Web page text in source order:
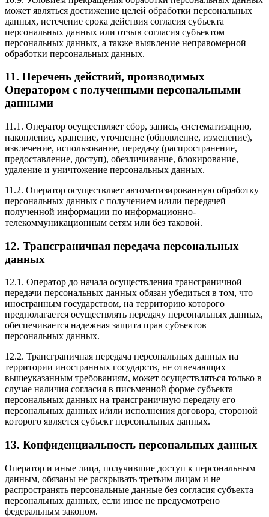
может являться достижение целей обработки персональных
данных, истечение срока действия согласия субъекта
персональных данных или отзыв согласия субъектом
персональных данных, а также выявление неправомерной
обработки персональных данных.
11. Перечень действий, производимых
Оператором с полученными персональными
данными
11.1. Оператор осуществляет сбор, запись, систематизацию,
накопление, хранение, уточнение (обновление, изменение),
извлечение, использование, передачу (распространение,
предоставление, доступ), обезличивание, блокирование,
удаление и уничтожение персональных данных.
11.2. Оператор осуществляет автоматизированную обработку
персональных данных с получением и/или передачей
полученной информации по информационно-
телекоммуникационным сетям или без таковой.
12. Трансграничная передача персональных
данных
12.1. Оператор до начала осуществления трансграничной
передачи персональных данных обязан убедиться в том, что
иностранным государством, на территорию которого
предполагается осуществлять передачу персональных данных,
обеспечивается надежная защита прав субъектов
персональных данных.
12.2. Трансграничная передача персональных данных на
территории иностранных государств, не отвечающих
вышеуказанным требованиям, может осуществляться только в
случае наличия согласия в письменной форме субъекта
персональных данных на трансграничную передачу его
персональных данных и/или исполнения договора, стороной
которого является субъект персональных данных.
13. Конфиденциальность персональных данных
Оператор и иные лица, получившие доступ к персональным
данным, обязаны не раскрывать третьим лицам и не
распространять персональные данные без согласия субъекта
персональных данных, если иное не предусмотрено
федеральным законом.